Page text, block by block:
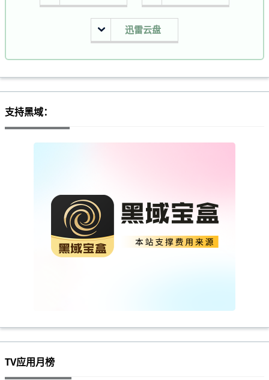
迅雷云盘
支持黑域：
TV应用月榜